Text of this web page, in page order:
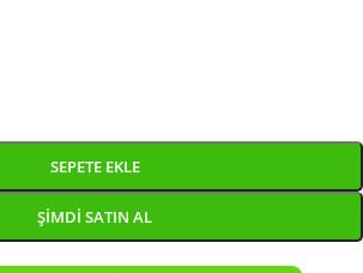
SEPETE EKLE
ŞIMDI SATIN AL